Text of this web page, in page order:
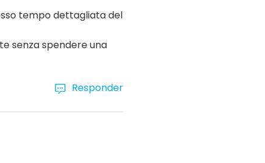
tempo dettagliata del
senza spendere una
Responder